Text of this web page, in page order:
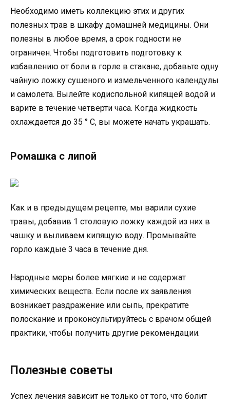
Необходимо иметь коллекцию этих и других
полезных трав в шкафу домашней медицины. Они
полезны в любое время, а срок годности не
ограничен. Чтобы подготовить подготовку к
избавлению от боли в горле в стакане, добавьте одну
чайную ложку сушеного и измельченного календулы
и самолета. Вылейте кодиспольной кипящей водой и
варите в течение четверти часа. Когда жидкость
охлаждается до 35 ° C, вы можете начать украшать.
Ромашка с липой
Как и в предыдущем рецепте, мы варили сухие
травы, добавив 1 столовую ложку каждой из них в
чашку и выливаем кипящую воду. Промывайте
горло каждые 3 часа в течение дня.
Народные меры более мягкие и не содержат
химических веществ. Если после их заявления
возникает раздражение или сыпь, прекратите
полоскание и проконсультируйтесь с врачом общей
практики, чтобы получить другие рекомендации.
Полезные советы
Успех лечения зависит не только от того, что болит